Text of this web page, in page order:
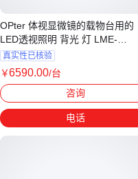
OPter 体视显微镜的载物台用的
LED透视照明 背光 灯 LME-
D90/40W(USB)
真实性已核验
￥6590.00/台
咨询
电话